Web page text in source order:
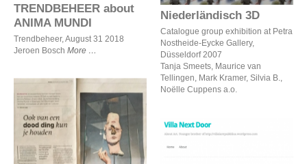
TRENDBEHEER about
ANIMA MUNDI
Trendbeheer, August 31 2018
Jeroen Bosch More
Niederländisch 3D
Catalogue group exhibition at Petra
Nostheide-Eycke Gallery,
Düsseldorf 2007
Tanja Smeets, Maurice van
Tellingen, Mark Kramer, Silvia B.,
Noëlle Cuppens a.o.
Ook van een dood ding kun
je houden